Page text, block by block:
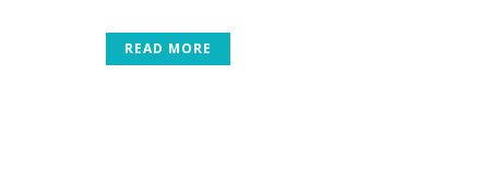
READ MORE